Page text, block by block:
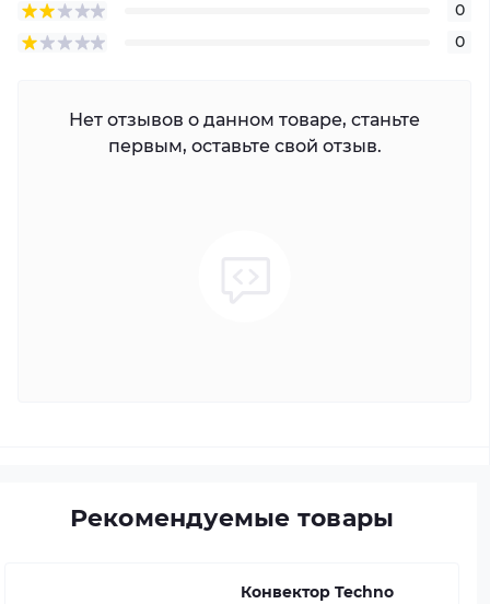
0
0
Нет отзывов о данном товаре, станьте
первым, оставьте свой отзыв.
Рекомендуемые товары
Конвектор Techno